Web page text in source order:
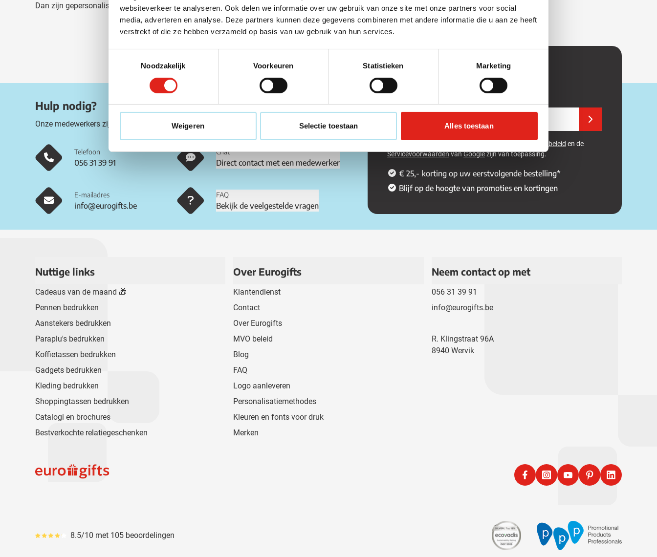
websiteverkeer te analyseren. Ook delen we informatie over uw gebruik van onze site met onze partners voor social
media, adverteren en analyse. Deze partners kunnen deze gegevens combineren met andere informatie die u aan ze heeft
verstrekt of die ze hebben verzameld op basis van uw gebruik van hun services.
Noodzakelijk
Voorkeuren Statistieken Marketing
Weigeren Selectie toestaan Alles toestaan
Dan zijn gepersonaliseerde luciferdoosjes the way to go!
Hulp nodig?
Onze medewerkers zijn beschikbaar op onderstaande contactgegevens!
Telefoon
056 31 39 91
Chat
Direct contact met een medewerker
E-mailadres
info@eurogifts.be
FAQ
Bekijk de veelgestelde vragen
Mis geen enkele aanbieding!
Schrijf u in voor onze nieuwsbrief.
Voer uw e-mailadres in
Privacybeleid en de
ServicevoorwaardenvanGooglezijn van toepassing.
€ 25,- korting op uw eerstvolgende bestelling*
Blijf op de hoogte van promoties en kortingen
Nuttige links
Cadeaus van de maand 🎁
Pennen bedrukken
Aanstekers bedrukken
Paraplu's bedrukken
Koffietassen bedrukken
Gadgets bedrukken
Kleding bedrukken
Shoppingtassen bedrukken
Catalogi en brochures
Bestverkochte relatiegeschenken
Over Eurogifts
Klantendienst
Contact
Over Eurogifts
MVO beleid
Blog
FAQ
Logo aanleveren
Personalisatiemethodes
Kleuren en fonts voor druk
Merken
Neem contact op met
056 31 39 91
info@eurogifts.be
R. Klingstraat 96A
8940 Wervik
FacebookInstagramYouTubePinterestLinkedIn
Gemiddeld reviewpercentage is 85
8.5/10 met 105 beoordelingen